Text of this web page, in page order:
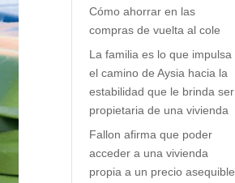
Cómo ahorrar en las
compras de vuelta al cole
La familia es lo que impulsa
el camino de Aysia hacia la
estabilidad que le brinda ser
propietaria de una vivienda
Fallon afirma que poder
acceder a una vivienda
propia a un precio asequible